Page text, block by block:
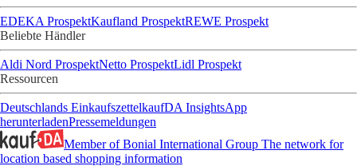
EDEKA ProspektKaufland ProspektREWE Prospekt
Beliebte Händler
Aldi Nord ProspektNetto ProspektLidl Prospekt
Ressourcen
Deutschlands EinkaufszettelkaufDA InsightsApp
herunterladenPressemeldungen
Member of Bonial International Group The network for
location based shopping information